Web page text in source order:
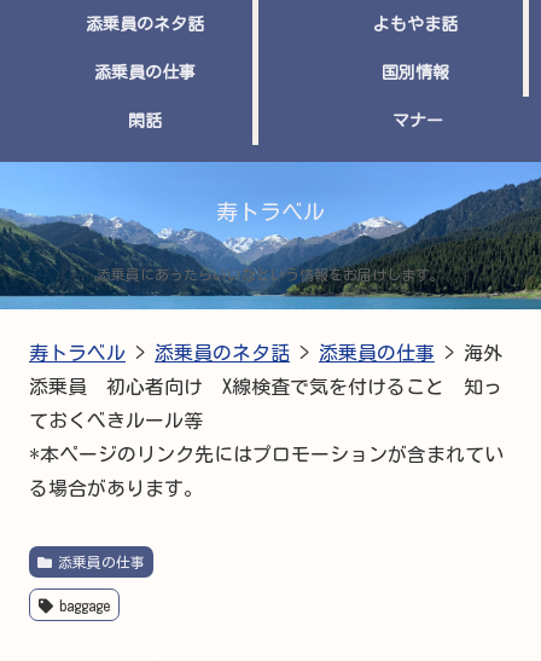
寿トラベル
添乗員にあったらいいなという情報をお届けします。
添乗員のネタ話 よもやま話
添乗員の仕事 国別情報
閑話 マナー
寿トラベル > 添乗員のネタ話 > 添乗員の仕事 > 海外
添乗員 初心者向け X線検査で気を付けること 知っ
ておくべきルール等
*本ページのリンク先にはプロモーションが含まれてい
る場合があります。
添乗員の仕事
baggage